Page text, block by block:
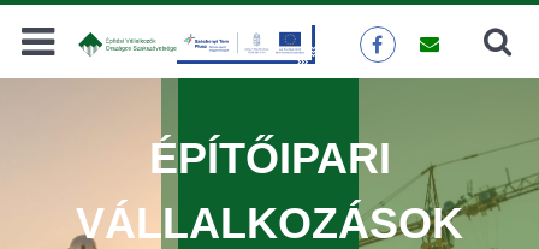
Keresés
ÉPÍTŐIPARI
VÁLLALKOZÁSOK